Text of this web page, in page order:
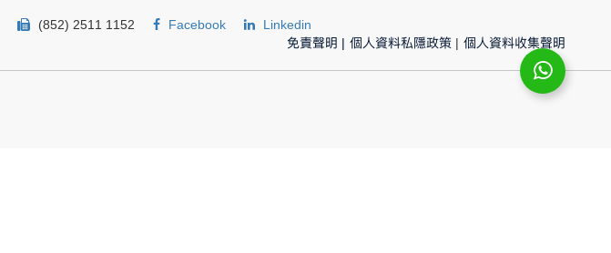
(852) 2511 1152 Facebook
Linkedin
免責聲明 | 個人資料私隱政策 | 個人資料收集聲明